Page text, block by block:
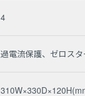
4
過電流保護、ゼロス